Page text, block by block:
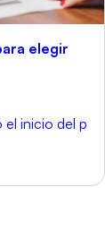
elegir
el inicio del p